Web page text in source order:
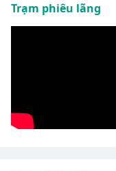
Trạm phiêu lãng